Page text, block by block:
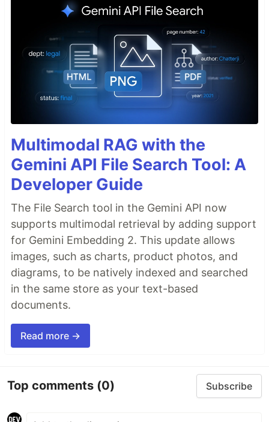
Multimodal RAG with the
Gemini API File Search Tool: A
Developer Guide
The File Search tool in the Gemini API now
supports multimodal retrieval by adding support
for Gemini Embedding 2. This update allows
images, such as charts, product photos, and
diagrams, to be natively indexed and searched
in the same store as your text-based
documents.
Read more →
Top comments (0) Subscribe